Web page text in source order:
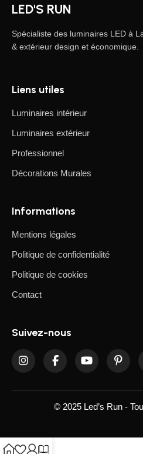
correspond à leurs besoins.
professionnels.
Les fabricants de luminaires
fascinantes : on y trouve des
appréciés par les connaisseurs
Nous avons sélectionné les
marques fiables, reconnues
luminaire garantit une longue
espace soit parfaitement
LED'S RUN
Spécialiste des luminaires LED à
& extérieur design et économique.
Liens utiles
Luminaires intérieur
Luminaires extérieur
Professionnel
Décorations Murales
Informations
Mentions légales
Politique de confidentialité
Politique de cookies
Contact
Suivez-nous
© 2025 Led’s Run -